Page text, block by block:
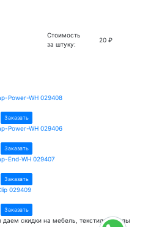
Стоимость
за штуку:
20 ₽
Power-WH 029408
Заказать
Power-WH 029406
Заказать
End-WH 029407
Заказать
029409
Заказать
скидки на мебель, текстиль и полы